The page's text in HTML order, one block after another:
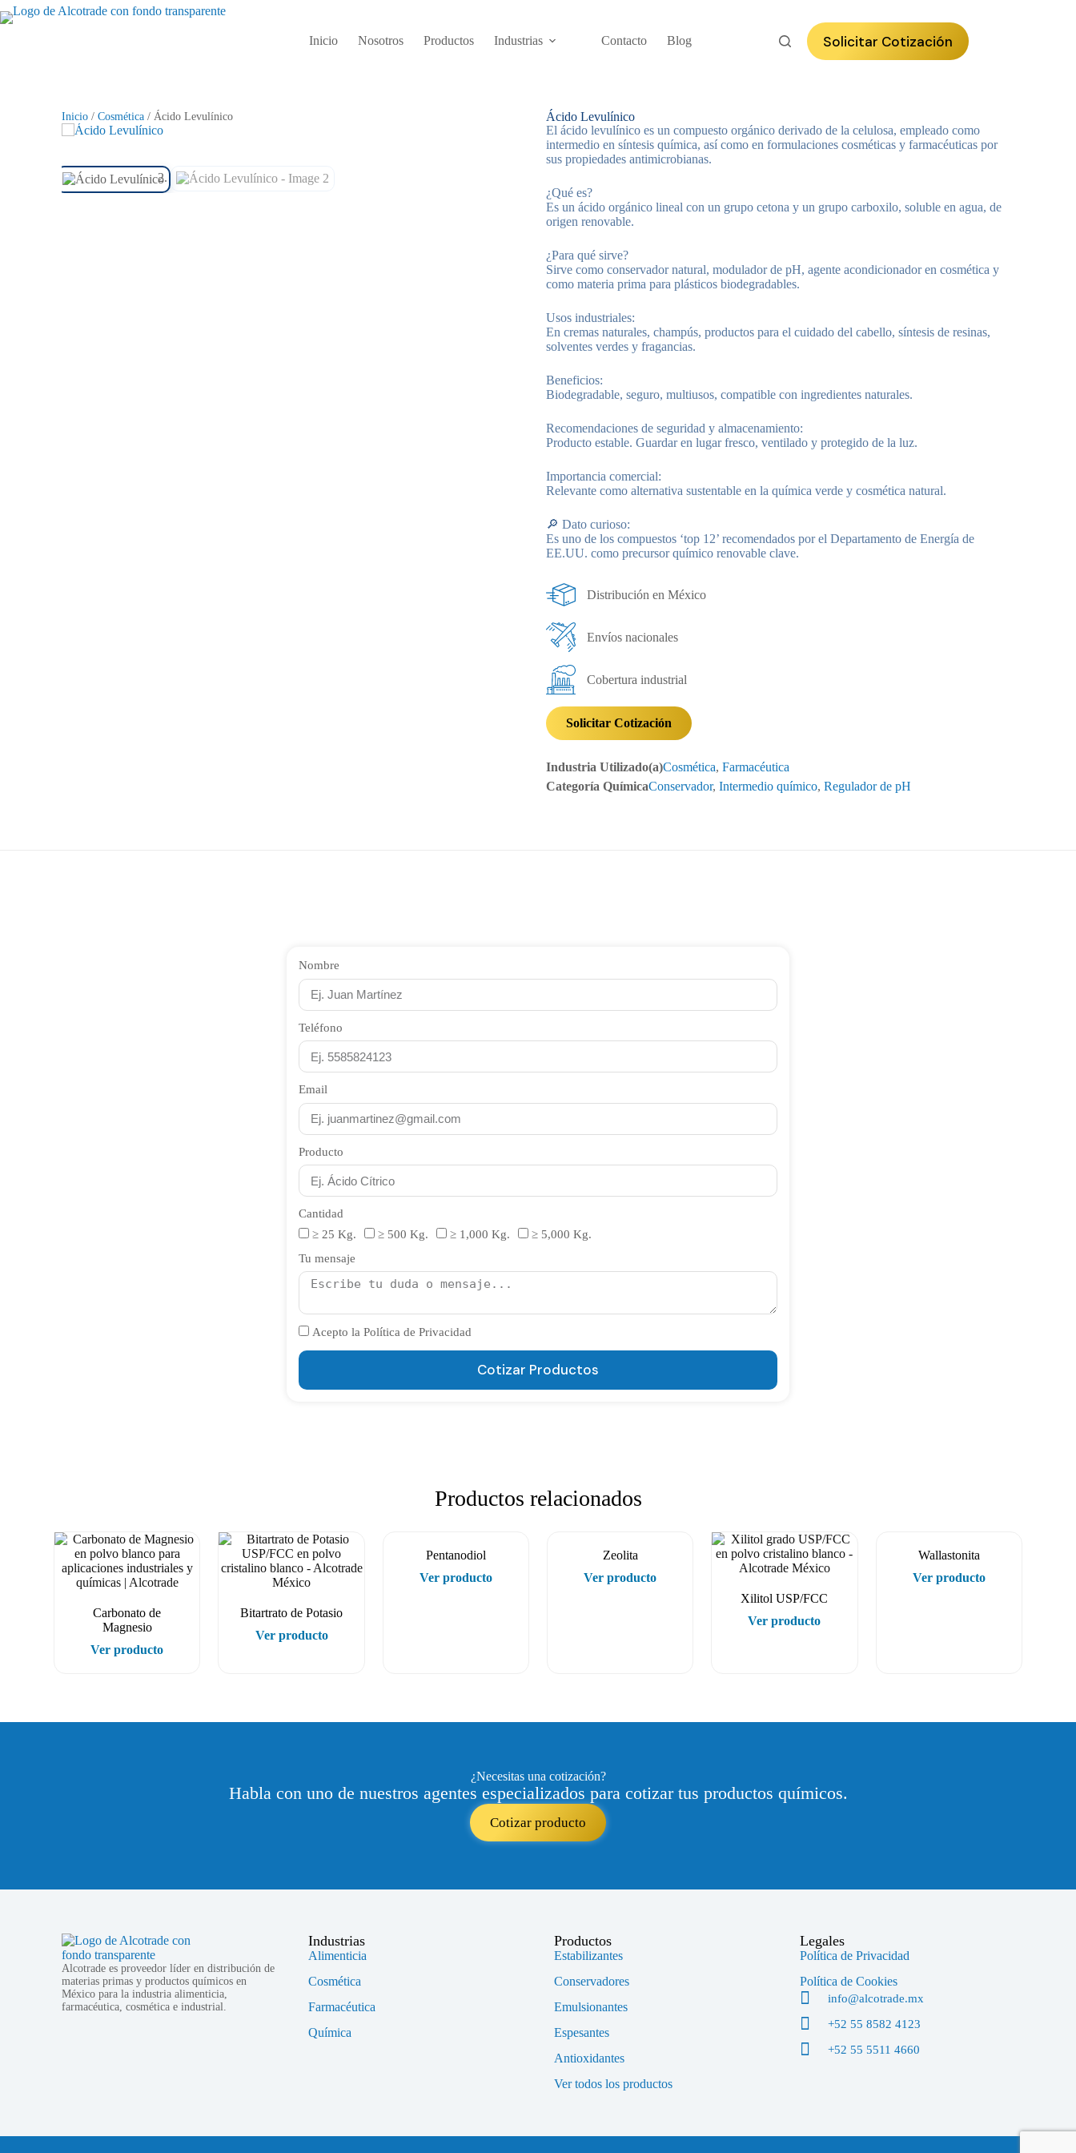
Inicio Nosotros Productos Industrias Contacto Blog Solicitar Cotización
Inicio /Cosmética / Ácido Levulínico
Ácido Levulínico
El ácido levulínico es un compuesto orgánico derivado de la celulosa, empleado como
intermedio en síntesis química, así como en formulaciones cosméticas y farmacéuticas por
sus propiedades antimicrobianas.
¿Qué es?
Es un ácido orgánico lineal con un grupo cetona y un grupo carboxilo, soluble en agua, de
origen renovable.
¿Para qué sirve?
Sirve como conservador natural, modulador de pH, agente acondicionador en cosmética y
como materia prima para plásticos biodegradables.
Usos industriales:
En cremas naturales, champús, productos para el cuidado del cabello, síntesis de resinas,
solventes verdes y fragancias.
Beneficios:
Biodegradable, seguro, multiusos, compatible con ingredientes naturales.
Recomendaciones de seguridad y almacenamiento:
Producto estable. Guardar en lugar fresco, ventilado y protegido de la luz.
Importancia comercial:
Relevante como alternativa sustentable en la química verde y cosmética natural.
🔎 Dato curioso:
Es uno de los compuestos ‘top 12’ recomendados por el Departamento de Energía de
EE.UU. como precursor químico renovable clave.
Distribución en México
Envíos nacionales
Cobertura industrial
Solicitar Cotización
Industria Utilizado(a)Cosmética, Farmacéutica
Categoría QuímicaConservador, Intermedio químico, Regulador de pH
Nombre
Teléfono
Email
Producto
Cantidad
≥ 25 Kg.
≥ 500 Kg. ≥ 1,000 Kg.
≥ 5,000 Kg.
Tu mensaje
Acepto la Política de Privacidad
Cotizar Productos
Productos relacionados
Carbonato de
Magnesio
Ver producto
Bitartrato de Potasio
Ver producto
Pentanodiol
Ver producto
Zeolita
Ver producto
Xilitol USP/FCC
Ver producto
Wallastonita
Ver producto
¿Necesitas una cotización?
Habla con uno de nuestros agentes especializados para cotizar tus productos químicos.
Cotizar producto
Alcotrade es proveedor líder en distribución de
materias primas y productos químicos en
México para la industria alimenticia,
farmacéutica, cosmética e industrial.
Industrias
Alimenticia
Cosmética
Farmacéutica
Química
Productos
Estabilizantes
Conservadores
Emulsionantes
Espesantes
Antioxidantes
Ver todos los productos
Legales
Política de Privacidad
Política de Cookies
info@alcotrade.mx
+52 55 8582 4123
+52 55 5511 4660